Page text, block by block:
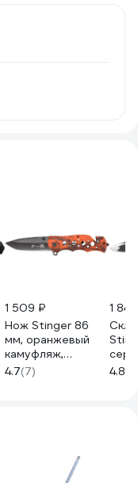
1 509 ₽
Нож Stinger 86
мм, оранжевый
камуфляж,
картонная
коробка FK-
4.7(7)
1
4.8